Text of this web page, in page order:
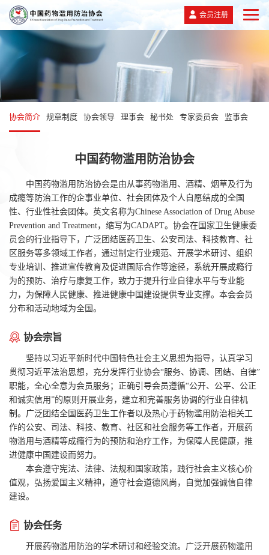
会员注册
协会简介 规章制度 协会领导 理事会 秘书处 专家委员会 监事会
中国药物滥用防治协会
中国药物滥用防治协会是由从事药物滥用、酒精、烟草及行为
成瘾等防治工作的企事业单位、社会团体及个人自愿结成的全国
性、行业性社会团体。英文名称为Chinese Association of Drug Abuse
Prevention and Treatment，缩写为CADAPT。协会在国家卫生健康委
员会的行业指导下，广泛团结医药卫生、公安司法、科技教育、社
区服务等多领域工作者，通过制定行业规范、开展学术研讨、组织
专业培训、推进宣传教育及促进国际合作等途径，系统开展成瘾行
为的预防、治疗与康复工作，致力于提升行业自律水平与专业能
力，为保障人民健康、推进健康中国建设提供专业支撑。本会会员
分布和活动地域为全国。
协会宗旨
坚持以习近平新时代中国特色社会主义思想为指导，认真学习
贯彻习近平法治思想，充分发挥行业协会“服务、协调、团结、自律”
职能，全心全意为会员服务；正确引导会员遵循“公开、公平、公正
和诚实信用”的原则开展业务，建立和完善服务协调的行业自律机
制。广泛团结全国医药卫生工作者以及热心于药物滥用防治相关工
作的公安、司法、科技、教育、社区和社会服务等工作者，开展药
物滥用与酒精等成瘾行为的预防和治疗工作，为保障人民健康，推
进健康中国建设而努力。
本会遵守宪法、法律、法规和国家政策，践行社会主义核心价
值观，弘扬爱国主义精神，遵守社会道德风尚，自觉加强诚信自律
建设。
协会任务
开展药物滥用防治的学术研讨和经验交流。广泛开展药物滥用